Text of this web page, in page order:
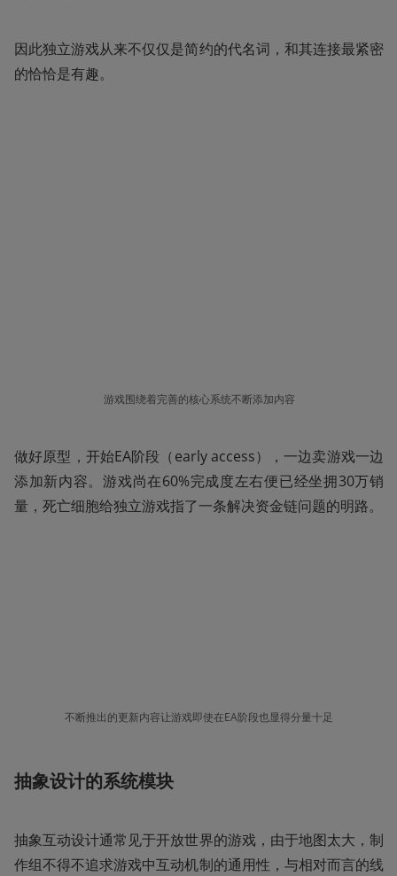
因此独立游戏从来不仅仅是简约的代名词，和其连接最紧密
的恰恰是有趣。
游戏围绕着完善的核心系统不断添加内容
做好原型，开始EA阶段（early access），一边卖游戏一边
添加新内容。游戏尚在60%完成度左右便已经坐拥30万销
量，死亡细胞给独立游戏指了一条解决资金链问题的明路。
不断推出的更新内容让游戏即使在EA阶段也显得分量十足
抽象设计的系统模块
抽象互动设计通常见于开放世界的游戏，由于地图太大，制
作组不得不追求游戏中互动机制的通用性，与相对而言的线